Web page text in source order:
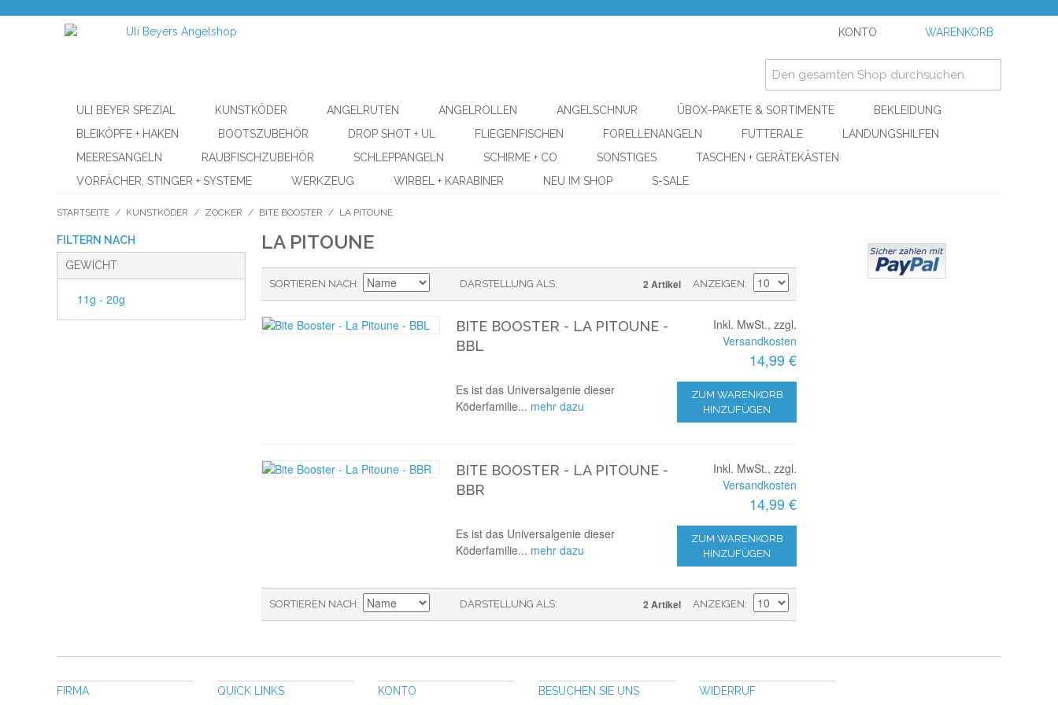
KONTO WARENKORB
ULI BEYER SPEZIAL KUNSTKÖDER ANGELRUTEN ANGELROLLEN ANGELSCHNUR ÜBOX-PAKETE & SORTIMENTE
BEKLEIDUNG
BLEIKÖPFE + HAKEN
BOOTSZUBEHÖR DROP SHOT + UL FLIEGENFISCHEN FORELLENANGELN FUTTERALE
LANDUNGSHILFEN
MEERESANGELN
RAUBFISCHZUBEHÖR SCHLEPPANGELN SCHIRME + CO SONSTIGES
TASCHEN + GERÄTEKÄSTEN
VORFÄCHER, STINGER + SYSTEME
WERKZEUG WIRBEL + KARABINER NEU IM SHOP S-SALE
STARTSEITE / KUNSTKÖDER / ZOCKER / BITE BOOSTER / LA PITOUNE
FILTERN NACH
GEWICHT
11g - 20g
LA PITOUNE
DARSTELLUNG ALS
SORTIEREN NACH 2 Artikel ANZEIGEN
BITE BOOSTER - LA PITOUNE -
BBL
Inkl. MwSt., zzgl.
Versandkosten
14,99 €
ZUM WARENKORB
HINZUFÜGEN
Es ist das Universalgenie dieser
Köderfamilie... mehr dazu
BITE BOOSTER - LA PITOUNE -
BBR
Inkl. MwSt., zzgl.
Versandkosten
14,99 €
ZUM WARENKORB
HINZUFÜGEN
Es ist das Universalgenie dieser
Köderfamilie... mehr dazu
DARSTELLUNG ALS
SORTIEREN NACH 2 Artikel ANZEIGEN
FIRMA QUICK LINKS KONTO BESUCHEN SIE UNS WIDERRUF